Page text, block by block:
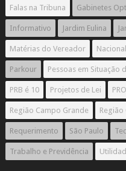
Falas na Tribuna Gabinetes
Informativo Jardim Eulina
Matérias do Vereador Nacional
Parkour Pessoas em Situação
PRB é 10 Projetos de Lei
Região Campo Grande Região
Requerimento São Paulo
Trabalho e Previdência